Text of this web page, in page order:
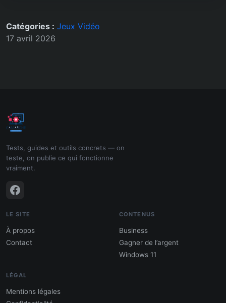
Catégories : Jeux Vidéo
17 avril 2026
Tests, guides et outils concrets — on
teste, on publie ce qui fonctionne
vraiment.
LE SITE
À propos
Contact
CONTENUS
Business
Gagner de l’argent
Windows 11
LÉGAL
Mentions légales